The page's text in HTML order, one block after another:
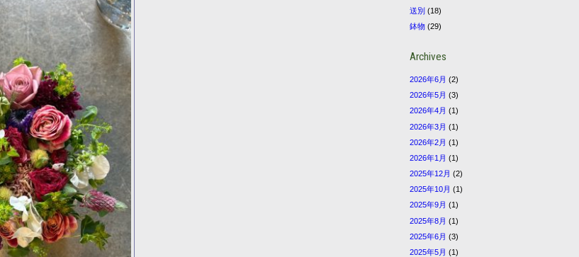
送別 (18)
鉢物 (29)
Archives
2026年6月 (2)
2026年5月 (3)
2026年4月 (1)
2026年3月 (1)
2026年2月 (1)
2026年1月 (1)
2025年12月 (2)
2025年10月 (1)
2025年9月 (1)
2025年8月 (1)
2025年6月 (3)
2025年5月 (1)